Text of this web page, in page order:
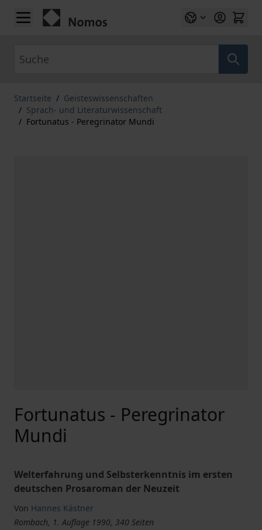
Zum Inhalt springen
Startseite / Geisteswissenschaften
/ Sprach- und Literaturwissenschaft
/ Fortunatus - Peregrinator Mundi
Fortunatus - Peregrinator
Mundi
Welterfahrung und Selbsterkenntnis im ersten
deutschen Prosaroman der Neuzeit
Von Hannes Kästner
Rombach, 1. Auflage 1990, 340 Seiten